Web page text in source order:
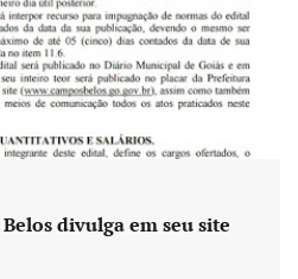
divulga em seu site